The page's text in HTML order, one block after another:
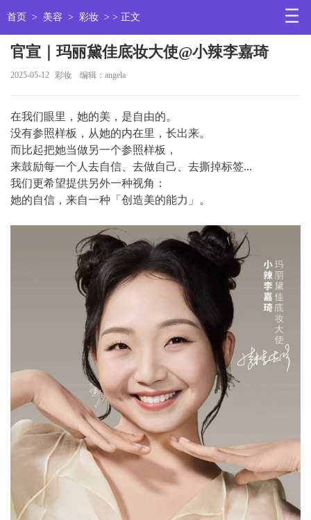
首页 > 美容 > 彩妆 > > 正文
官宣｜玛丽黛佳底妆大使@小辣李嘉琦
2025-05-12 彩妆 编辑：angela
在我们眼里，她的美，是自由的。
没有参照样板，从她的内在里，长出来。
而比起把她当做另一个参照样板，
来鼓励每一个人去自信、去做自己、去撕掉标签...
我们更希望提供另外一种视角：
她的自信，来自一种「创造美的能力」。